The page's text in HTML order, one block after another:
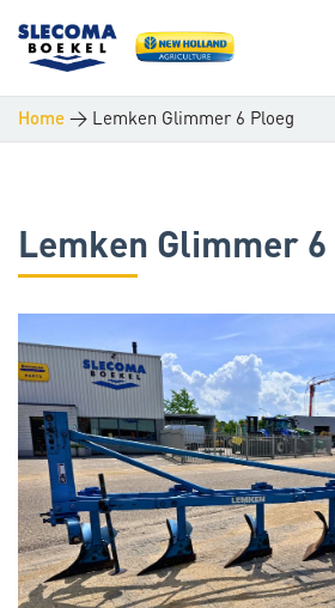
Home > Lemken Glimmer 6 Ploeg
Lemken Glimmer 6